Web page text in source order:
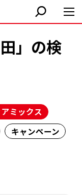
」の検
ミックス
キャンペーン